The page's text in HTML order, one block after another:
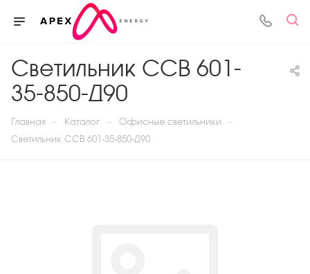
Светильник ССВ 601-
35-850-Д90
Главная — Каталог — Офисные светильники —
Светильник ССВ 601-35-850-Д90